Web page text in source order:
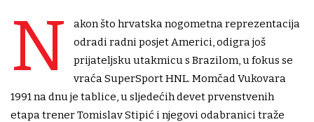
N
akon što hrvatska nogometna reprezentacija
odradi radni posjet Americi, odigra još
prijateljsku utakmicu s Brazilom, u fokus se
vraća SuperSport HNL. Momčad Vukovara
1991 na dnu je tablice, u sljedećih devet prvenstvenih
etapa trener Tomislav Stipić i njegovi odabranici traže